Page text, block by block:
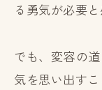
る勇気が必要と
でも、変容の
気を思い出すこ